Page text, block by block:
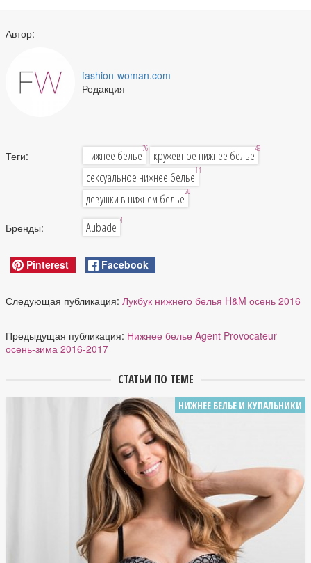
Автор:
fashion-woman.com
Редакция
Теги: нижнее белье76 кружевное нижнее белье49
сексуальное нижнее белье14
девушки в нижнем белье20
Бренды: Aubade 4
Pinterest Facebook
Следующая публикация: Лукбук нижнего белья H&M осень 2016
Предыдущая публикация: Нижнее белье Agent Provocateur
осень-зима 2016-2017
СТАТЬИ ПО ТЕМЕ
НИЖНЕЕ БЕЛЬЕ И КУПАЛЬНИКИ